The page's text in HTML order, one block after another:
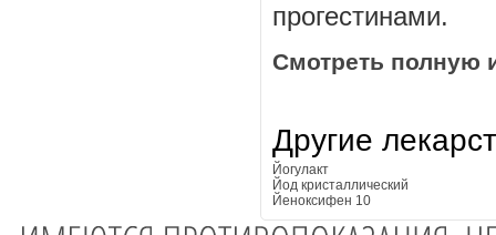
прогестинами.
Смотреть полную
Другие
Йогулакт
Йод кристаллический
Йеноксифен 10